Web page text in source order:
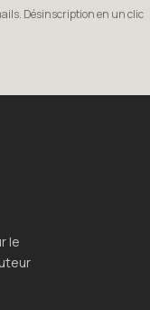
Désinscription en un clic
le